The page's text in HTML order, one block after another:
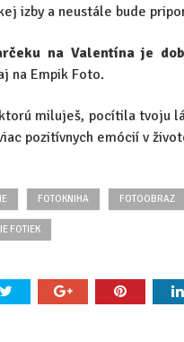
izby a neustále bude
na Valentína je
na Empik Foto.
miluješ, pocítila tvoju
pozitívnych emócií v
FOTOKNIHA FOTOOBRAZ
FOTIEK